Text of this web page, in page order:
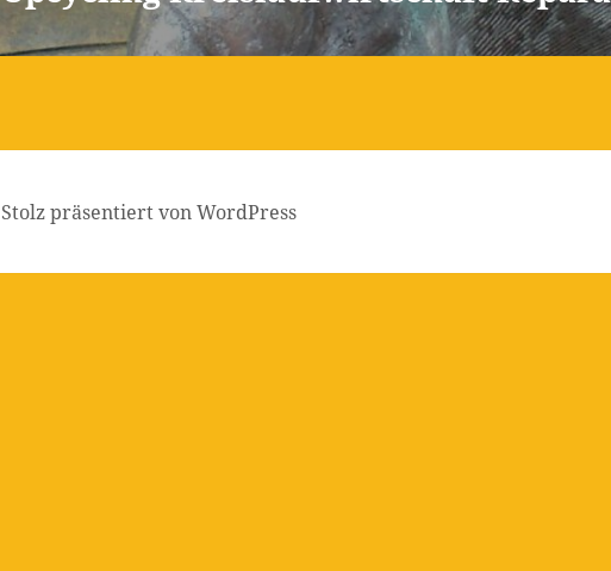
Stolz präsentiert von WordPress